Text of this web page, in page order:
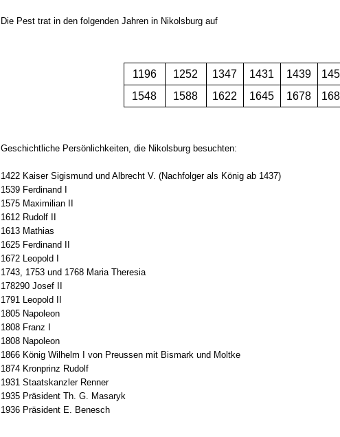
Die Pest trat in den folgenden Jahren in Nikolsburg auf
1196 1252 1347 1431 1439
1548
1588 1622 1645 1678
Geschichtliche Persönlichkeiten, die Nikolsburg besuchten:
1422 Kaiser Sigismund und Albrecht V. (Nachfolger als König ab 1437)
1539 Ferdinand I
1575 Maximilian II
1612 Rudolf II
1613 Mathias
1625 Ferdinand II
1672 Leopold I
1743, 1753 und 1768 Maria Theresia
178290 Josef II
1791 Leopold II
1805 Napoleon
1808 Franz I
1808 Napoleon
1866 König Wilhelm I von Preussen mit Bismark und Moltke
1874 Kronprinz Rudolf
1931 Staatskanzler Renner
1935 Präsident Th. G. Masaryk
1936 Präsident E. Benesch